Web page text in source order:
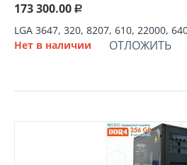
173 300.00 Р
LGA 3647, 320, 8207, 610, 22000,
Нет в наличии
ОТЛОЖИТЬ